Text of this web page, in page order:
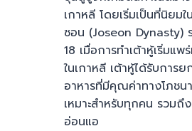
เกาหลี โดยเริ่มเป็นที่นิยม
ซอน (Joseon Dynasty)
18 เมื่อการทำเต้าหู้เริ่มแ
ในเกาหลี เต้าหู้ได้รับการ
อาหารที่มีคุณค่าทางโภชน
เหมาะสำหรับทุกคน รวม
อ่อนแอ